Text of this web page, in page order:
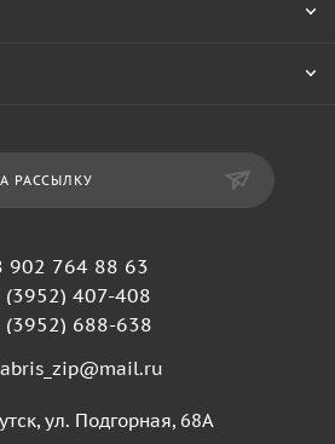
РАССЫЛКУ
902 764 88 63
(3952) 407-408
(3952) 688-638
abris_zip@mail.ru
ул. Подгорная, 68А